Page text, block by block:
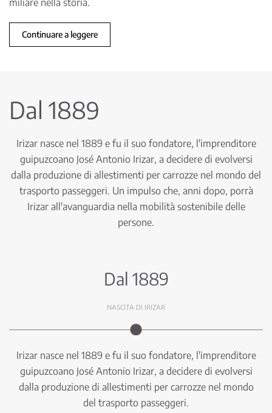
Continuare a leggere
Dal 1889
Irizar nasce nel 1889 e fu il suo fondatore, l'imprenditore
guipuzcoano José Antonio Irizar, a decidere di evolversi
dalla produzione di allestimenti per carrozze nel mondo del
trasporto passeggeri. Un impulso che, anni dopo, porrà
Irizar all'avanguardia nella mobilità sostenibile delle
persone.
Dal 1889
NASCITA DI IRIZAR
Irizar nasce nel 1889 e fu il suo fondatore, l'imprenditore
guipuzcoano José Antonio Irizar, a decidere di evolversi
dalla produzione di allestimenti per carrozze nel mondo
del trasporto passeggeri.